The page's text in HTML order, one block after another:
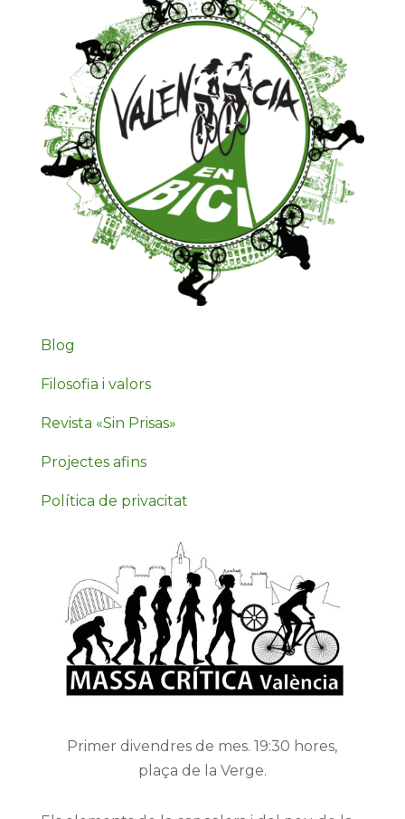
Blog
Filosofia i valors
Revista «Sin Prisas»
Projectes afins
Política de privacitat
Primer divendres de mes. 19:30 hores,
plaça de la Verge.